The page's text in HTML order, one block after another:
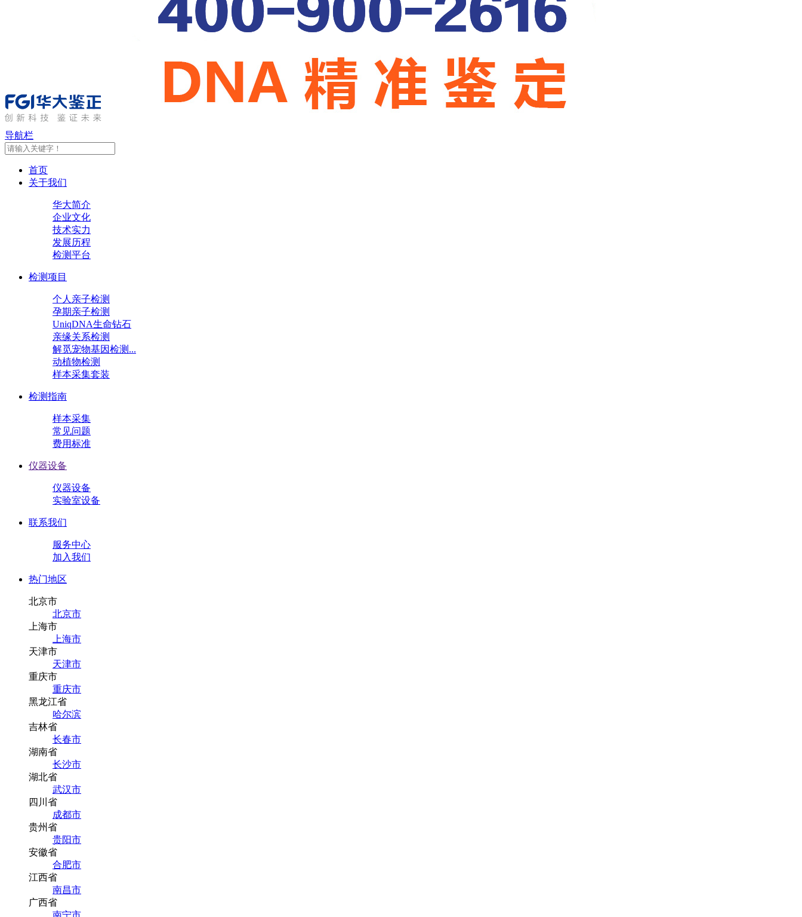
导航栏
首页
关于我们
华大简介
企业文化
技术实力
发展历程
检测平台
检测项目
个人亲子检测
孕期亲子检测
UniqDNA生命钻石
亲缘关系检测
解觅宠物基因检测...
动植物检测
样本采集套装
检测指南
样本采集
常见问题
费用标准
仪器设备
仪器设备
实验室设备
联系我们
服务中心
加入我们
热门地区
北京市
北京市
上海市
上海市
天津市
天津市
重庆市
重庆市
黑龙江省
哈尔滨
吉林省
长春市
湖南省
长沙市
湖北省
武汉市
四川省
成都市
贵州省
贵阳市
安徽省
合肥市
江西省
南昌市
广西省
南宁市